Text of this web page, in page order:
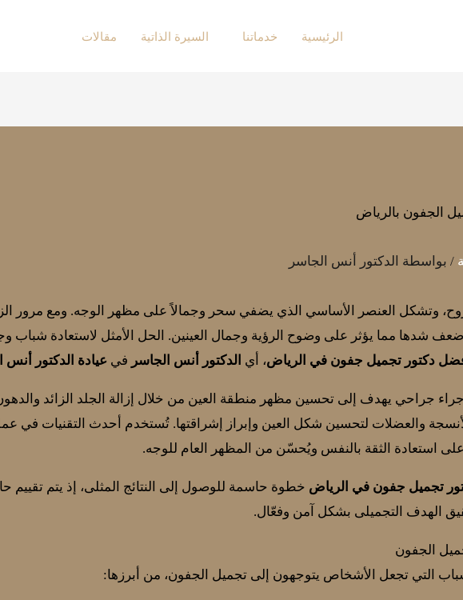
الرئيسية خدماتنا السيرة الذاتية مقالات
/ بواسطة الدكتور أنس الجاسر
وتشكل العنصر الأساسي الذي يضفي سحر وجمالاً على مظهر الوجه. ومع مرور
أو ضعف شدها مما يؤثر على وضوح الرؤية وجمال العينين. الحل الأمثل لاستعادة شباب
دكتور تجميل جفون في الرياض، أي الدكتور أنس الجاسر في عيادة الدكتور أنس
جراحي يهدف إلى تحسين مظهر منطقة العين من خلال إزالة الجلد الزائد
والعضلات لتحسين شكل العين وإبراز إشراقتها. تُستخدم أحدث التقنيات في
استعادة الثقة بالنفس ويُحسّن من المظهر العام للوجه.
تجميل جفون في الرياض خطوة حاسمة للوصول إلى النتائج المثلى، إذ يتم
الهدف التجميلى بشكل آمن وفعّال.
الجفون
التي تجعل الأشخاص يتوجهون إلى تجميل الجفون، من أبرزها: